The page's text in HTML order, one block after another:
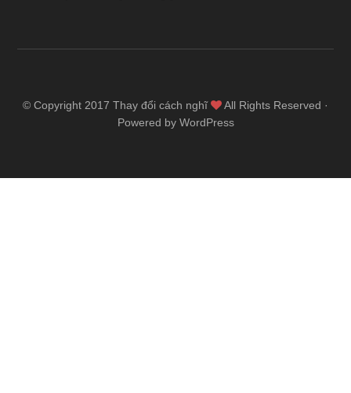
© Copyright 2017 Thay đổi cách nghĩ
All Rights Reserved ·
Powered by WordPress